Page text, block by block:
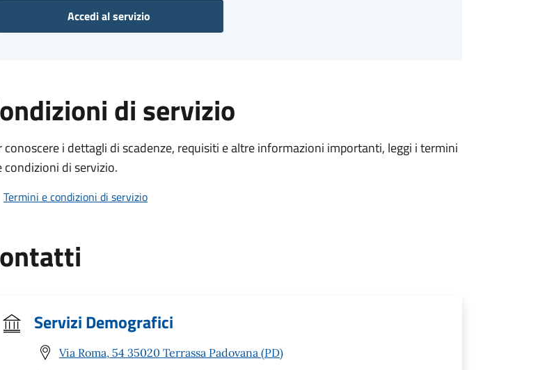
Accedi al servizio
di servizio
conoscere i dettagli di scadenze, requisiti e altre informazioni importanti, leggi i termini
condizioni di servizio.
Termini e condizioni di servizio
Servizi Demografici
Via Roma, 54 35020 Terrassa Padovana (PD)